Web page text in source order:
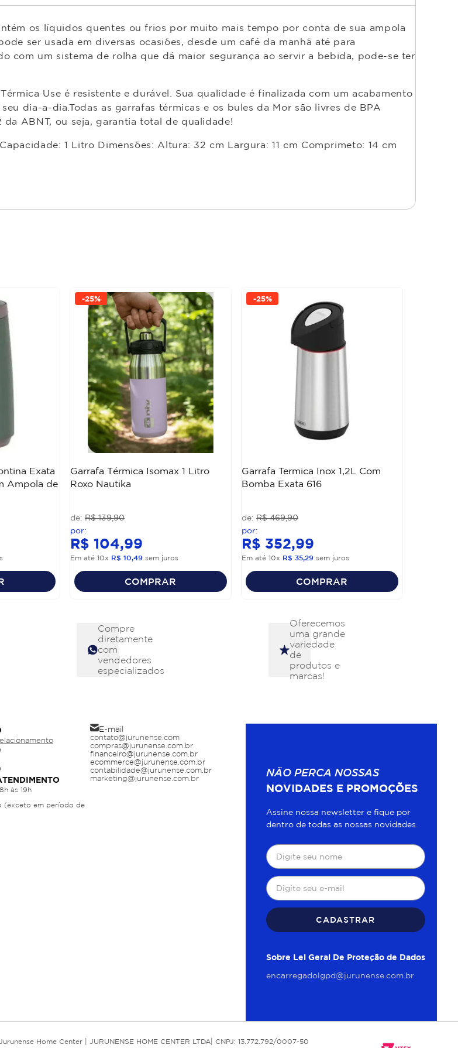
os líquidos quentes ou frios por muito mais tempo por conta de sua ampola
ser usada em diversas ocasiões, desde um café da manhã até para
com um sistema de rolha que dá maior segurança ao servir a bebida, pode-se ter
Use é resistente e durável. Sua qualidade é finalizada com um acabamento
dia-a-dia.Todas as garrafas térmicas e os bules da Mor são livres de BPA
da ABNT, ou seja, garantia total de qualidade!
1 Litro Dimensões: Altura: 32 cm Largura: 11 cm Comprimeto: 14 cm
Exata
Ampola de
-25%
Garrafa Térmica Isomax 1 Litro
Roxo Nautika
R$ 139,90
R$ 104,99
Em até10x R$ 10,49 sem juros
COMPRAR
-25%
Garrafa Termica Inox 1,2L Com
Bomba Exata 616
R$ 469,90
R$ 352,99
Em até10x R$ 35,29 sem juros
COMPRAR
Compre
diretamente
com
vendedores
especializados
Oferecemos
uma grande
variedade
de
produtos e
marcas!
às 19h
(exceto em período de
E-mail
contato@jurunense.com
compras@jurunense.com.br
financeiro@jurunense.com.br
ecommerce@jurunense.com.br
contabilidade@jurunense.com.br
marketing@jurunense.com.br
NÃO PERCA NOSSAS
NOVIDADES E PROMOÇÕES
Assine nossa newsletter e fique por
dentro de todas as nossas novidades.
CADASTRAR
Sobre Lei Geral De Proteção de Dados
encarregadolgpd@jurunense.com.br
Home Center | JURUNENSE HOME CENTER LTDA| CNPJ: 13.772.792/0007-50